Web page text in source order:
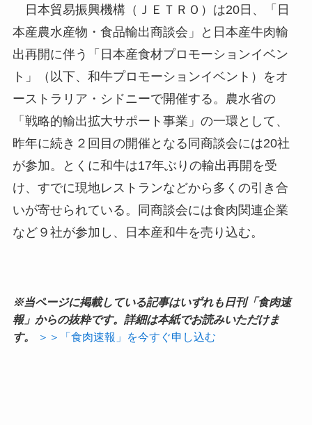
日本貿易振興機構（ＪＥＴＲＯ）は20日、「日
本産農水産物・食品輸出商談会」と日本産牛肉輸
出再開に伴う「日本産食材プロモーションイベン
ト」（以下、和牛プロモーションイベント）をオ
ーストラリア・シドニーで開催する。農水省の
「戦略的輸出拡大サポート事業」の一環として、
昨年に続き２回目の開催となる同商談会には20社
が参加。とくに和牛は17年ぶりの輸出再開を受
け、すでに現地レストランなどから多くの引き合
いが寄せられている。同商談会には食肉関連企業
など９社が参加し、日本産和牛を売り込む。
※当ページに掲載している記事はいずれも日刊「食肉速
報」からの抜粋です。詳細は本紙でお読みいただけま
す。
＞＞「食肉速報」を今すぐ申し込む